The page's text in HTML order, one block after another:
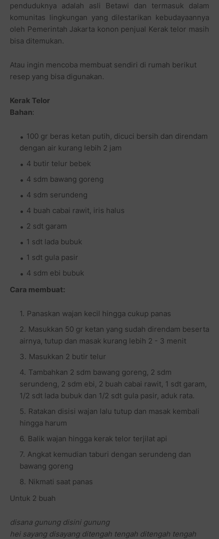
penduduknya adalah asli Betawi dan termasuk dalam
komunitas lingkungan yang dilestarikan kebudayaannya
oleh Pemerintah Jakarta konon penjual Kerak telor masih
bisa ditemukan.
Atau ingin mencoba membuat sendiri di rumah berikut
resep yang bisa digunakan.
Kerak Telor
Bahan:
100 gr beras ketan putih, dicuci bersih dan direndam
dengan air kurang lebih 2 jam
4 butir telur bebek
4 sdm bawang goreng
4 sdm serundeng
4 buah cabai rawit, iris halus
2 sdt garam
1 sdt lada bubuk
1 sdt gula pasir
4 sdm ebi bubuk
Cara membuat:
Panaskan wajan kecil hingga cukup panas
Masukkan 50 gr ketan yang sudah direndam beserta
airnya, tutup dan masak kurang lebih 2 - 3 menit
Masukkan 2 butir telur
Tambahkan 2 sdm bawang goreng, 2 sdm
serundeng, 2 sdm ebi, 2 buah cabai rawit, 1 sdt garam,
1/2 sdt lada bubuk dan 1/2 sdt gula pasir, aduk rata.
Ratakan disisi wajan lalu tutup dan masak kembali
hingga harum
Balik wajan hingga kerak telor terjilat api
Angkat kemudian taburi dengan serundeng dan
bawang goreng
Nikmati saat panas
Untuk 2 buah
disana gunung disini gunung
hei sayang disayang ditengah tengah ditengah tengah